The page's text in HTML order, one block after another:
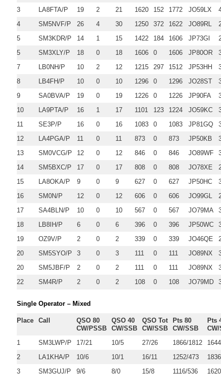
3
LA8FTA/P 19 2 21 1620 152 1772 JO59LX
4
SM5NVF/P 26 4 30 1250 372 1622 JO89RL
5
SM3KDR/P 14 1 15 1422 184 1606 JP73GI
5
SM3XLY/P 18 0 18 1606 0 1606 JP80OR
7
LB0NH/P 10 2 12 1215 297 1512 JP53HH
8
LB4FH/P 10 0 10 1296 0 1296 JO28ST
9
SA0BVA/P 19 0 19 1226 0 1226 JP90FA
10
LA9PTA/P 16 1 17 1101 123 1224 JO59KC
11
SE3P/P 16 0 16 1083 0 1083 JP81GQ
12
LA4PGA/P 11 0 11 873 0 873 JP50KB
13
SM0VCG/P 12 0 12 846 0 846 JO89WF
14
SM5BXC/P 17 0 17 808 0 808 JO78XE
15
LA8OKA/P 9 0 9 627 0 627 JP50HC
16
SM0N/P 12 0 12 606 0 606 JO99GL
17
SA4BLN/P 10 0 10 567 0 567 JO79MA
18
LB8IH/P 6 0 6 396 0 396 JP50WC
19
OZ9V/P 2 0 2 339 0 339 JO46QE
20
SM5SYO/P 3 0 3 111 0 111 JO89NX
20
SM5JBF/P 2 0 2 111 0 111 JO89NX
22
SM4R/P 2 0 2 108 0 108 JO79MD
Single Operator – Mixed
Place Call
QSO 80
CW/PSSB
QSO 40
CW/SSB
QSO Tot
CW/SSB
Pts 80
CW/SSB
Pts
1
SM3LWP/P 17/21 10/5 27/26 1866/1812
2
LA1KHA/P 10/6 10/1 16/11 1252/473
3
SM3GUJ/P 9/6 8/0 15/8 1116/536